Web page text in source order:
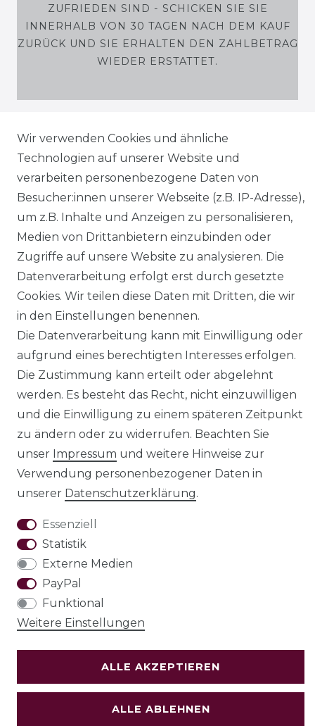
ZUFRIEDEN SIND - SCHICKEN SIE SIE
INNERHALB VON 30 TAGEN NACH DEM KAUF
ZURÜCK UND SIE ERHALTEN DEN ZAHLBETRAG
WIEDER ERSTATTET.
SHOP
MEIN KONTO
SERVICE
Holzenplotz
Impressum Daten­schutz­erklärung
AGB Barrierefreiheitserklärung
Holzenplotz
Wir verwenden Cookies und ähnliche
Technologien auf unserer Website und
verarbeiten personenbezogene Daten von
Besucher:innen unserer Webseite (z.B. IP-Adresse),
um z.B. Inhalte und Anzeigen zu personalisieren,
Medien von Drittanbietern einzubinden oder
Zugriffe auf unsere Website zu analysieren. Die
Datenverarbeitung erfolgt erst durch gesetzte
Cookies. Wir teilen diese Daten mit Dritten, die wir
in den Einstellungen benennen.
Die Datenverarbeitung kann mit Einwilligung oder
aufgrund eines berechtigten Interesses erfolgen.
Die Zustimmung kann erteilt oder abgelehnt
werden. Es besteht das Recht, nicht einzuwilligen
und die Einwilligung zu einem späteren Zeitpunkt
zu ändern oder zu widerrufen. Beachten Sie
unser Impressum und weitere Hinweise zur
Verwendung personenbezogener Daten in
unserer Daten­schutz­erklärung.
Essenziell
Statistik
Externe Medien
PayPal
Funktional
Weitere Einstellungen
ALLE AKZEPTIEREN
ALLE ABLEHNEN